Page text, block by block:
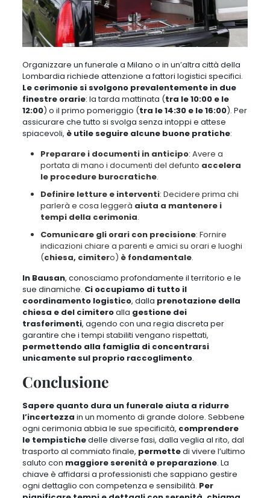
Organizzare un funerale a Milano o in un’altra città della
Lombardia richiede attenzione a fattori logistici specifici.
Le cerimonie si svolgono prevalentemente in due
finestre orarie: la tarda mattinata (tra le 10:00 e le
12:00) o il primo pomeriggio (tra le 14:30 e le 16:00). Per
assicurare che tutto si svolga senza intoppi e attese
spiacevoli, è utile seguire alcune buone pratiche:
Preparare i documenti in anticipo: Avere a
portata di mano i documenti del defunto accelera
le procedure burocratiche.
Definire letture e interventi: Decidere prima chi
parlerà e cosa leggerà aiuta a mantenere i
tempi della cerimonia.
Comunicare gli orari con precisione: Fornire
indicazioni chiare a parenti e amici su orari e luoghi
(chiesa, cimitero) è fondamentale.
In Bausan, conosciamo profondamente il territorio e le
sue dinamiche. Ci occupiamo di tutto il
coordinamento logistico, dalla prenotazione della
chiesa e del cimiteroalla gestione dei
trasferimenti, agendo con una regia discreta per
garantire che i tempi stabiliti vengano rispettati,
permettendo alla famiglia di concentrarsi
unicamente sul proprio raccoglimento.
Conclusione
Sapere quanto dura un funerale aiuta a ridurre
l’incertezza in un momento di grande dolore. Sebbene
ogni cerimonia abbia le sue specificità, comprendere
le tempistichedelle diverse fasi, dalla veglia al rito, dal
trasporto al commiato finale, permettedi vivere l’ultimo
saluto con maggiore serenità e preparazione. La
chiave è affidarsi a professionisti che sappiano gestire
ogni dettaglio con competenza e sensibilità. Per